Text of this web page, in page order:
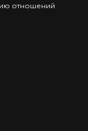
отношений